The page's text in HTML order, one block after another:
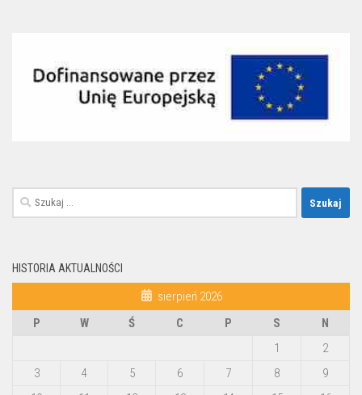
Szukaj:
HISTORIA AKTUALNOŚCI
sierpień 2026
P
W Ś C P S
N
1
2
3
4 5 6 7 8
9